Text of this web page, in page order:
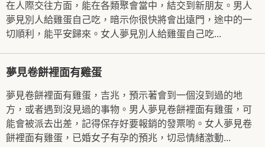
在人際交往方面，能在各類聚會當中，結交到新朋友。男人
夢見別人給雞蛋自己吃，暗示你很快將會出遠門，途中的一
切順利，能平安歸來。女人夢見別人給雞蛋自己吃...
夢見卷餅裡面有雞蛋
夢見卷餅裡面有雞蛋，吉兆，預示著會到一個沒到過的地
方，或者遇到沒見過的事物。男人夢見卷餅裡面有雞蛋，可
能會被派去出差，記得保存好要報銷的發票喲。女人夢見卷
餅裡面有雞蛋，已婚女子有孕的預兆，切忌情緒激動...